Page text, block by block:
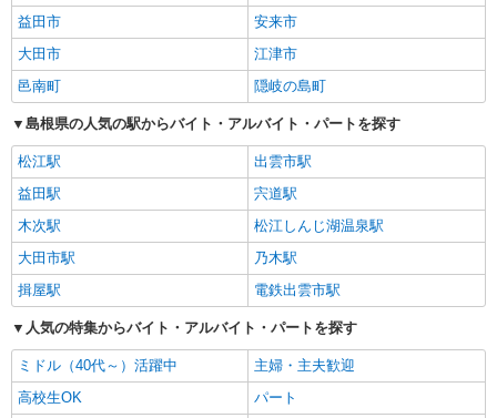
益田市
安来市
大田市
江津市
邑南町
隠岐の島町
島根県の人気の駅からバイト・アルバイト・パートを探す
松江駅
出雲市駅
益田駅
宍道駅
木次駅
松江しんじ湖温泉駅
大田市駅
乃木駅
揖屋駅
電鉄出雲市駅
人気の特集からバイト・アルバイト・パートを探す
ミドル（40代～）活躍中
主婦・主夫歓迎
高校生OK
パート